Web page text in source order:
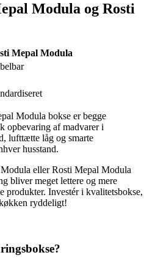
Modula og Rosti
Mepal Modula
Modula bokse er begge
opbevaring af madvarer i
lufttætte låg og smarte
husstand.
eller Rosti Mepal Modula
bliver meget lettere og mere
produkter. Investér i kvalitetsbokse,
ryddeligt!